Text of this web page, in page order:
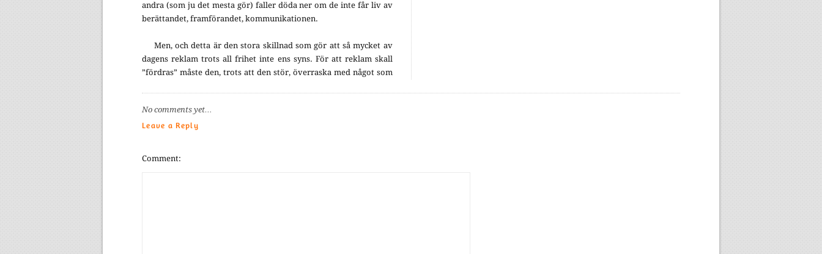
andra (som ju det mesta gör) faller döda ner om de inte får liv av
berättandet, framförandet, kommunikationen.
Men, och detta är den stora skillnad som gör att så mycket av
dagens reklam trots all frihet inte ens syns. För att reklam skall
”fördras” måste den, trots att den stör, överraska med något som
No comments yet…
Leave a Reply
Comment